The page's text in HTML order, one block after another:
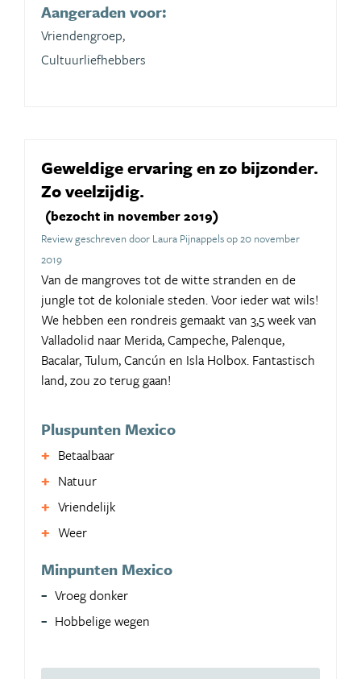
Aangeraden voor:
Vriendengroep,
Cultuurliefhebbers
Geweldige ervaring en zo bijzonder.
Zo veelzijdig.
(bezocht in november 2019)
Review geschreven door Laura Pijnappels op 20 november
2019
Van de mangroves tot de witte stranden en de
jungle tot de koloniale steden. Voor ieder wat wils!
We hebben een rondreis gemaakt van 3,5 week van
Valladolid naar Merida, Campeche, Palenque,
Bacalar, Tulum, Cancún en Isla Holbox. Fantastisch
land, zou zo terug gaan!
Pluspunten Mexico
Betaalbaar
Natuur
Vriendelijk
Weer
Minpunten Mexico
Vroeg donker
Hobbelige wegen